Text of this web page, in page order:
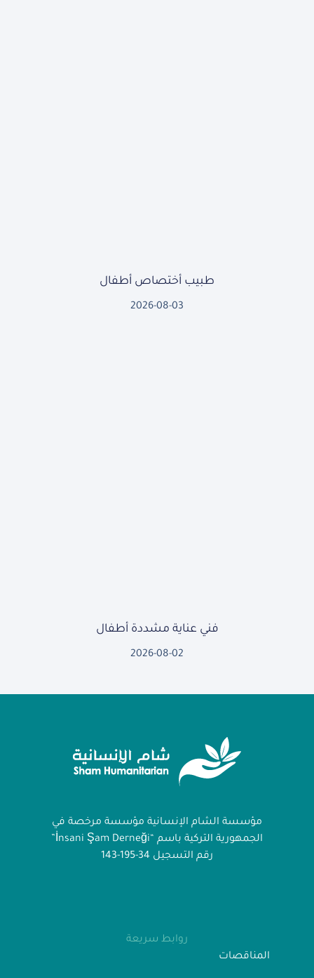
طبيب أختصاص أطفال
2026-08-03
فني عناية مشددة أطفال
2026-08-02
مؤسسة الشام الإنسانية مؤسسة مرخصة في
الجمهورية التركية باسم “İnsani Şam Derneği”
رقم التسجيل 34-195-143
روابط سريعة
المناقصات